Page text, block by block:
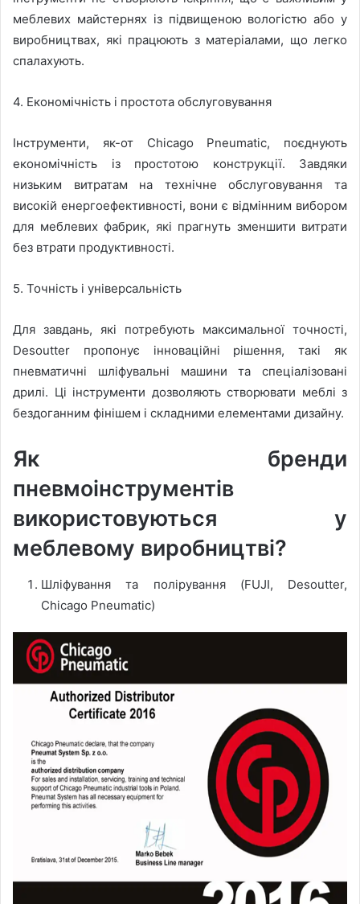
меблевих майстернях із підвищеною вологістю або у
виробництвах, які працюють з матеріалами, що легко
спалахують.
4. Економічність і простота обслуговування
Інструменти, як-от Chicago Pneumatic, поєднують
економічність із простотою конструкції. Завдяки
низьким витратам на технічне обслуговування та
високій енергоефективності, вони є відмінним вибором
для меблевих фабрик, які прагнуть зменшити витрати
без втрати продуктивності.
5. Точність і універсальність
Для завдань, які потребують максимальної точності,
Desoutter пропонує інноваційні рішення, такі як
пневматичні шліфувальні машини та спеціалізовані
дрилі. Ці інструменти дозволяють створювати меблі з
бездоганним фінішем і складними елементами дизайну.
Як бренди
пневмоінструментів
використовуються у
меблевому виробництві?
Шліфування та полірування (FUJI, Desoutter,
Chicago Pneumatic)